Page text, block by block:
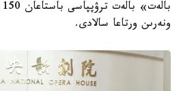
ونەرىن ورتاعا سالادى.